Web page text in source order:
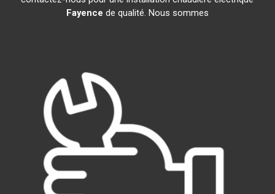
Fayence de qualité. Nous sommes